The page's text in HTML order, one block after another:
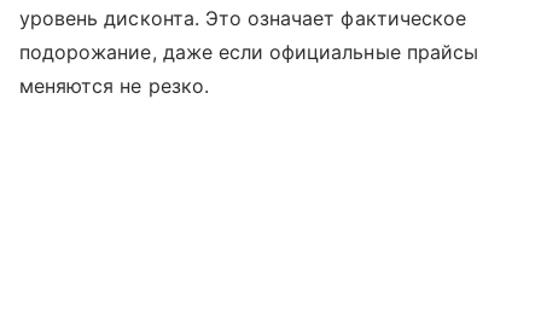
уровень дисконта. Это означает фактическое
подорожание, даже если официальные прайсы
меняются не резко.